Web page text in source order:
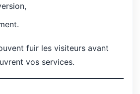
fuir les visiteurs avant
vos services.